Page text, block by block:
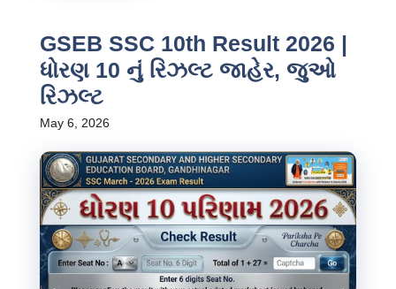
GSEB SSC 10th Result 2026 |
ધોરણ 10 નું રિઝલ્ટ જાહેર, જુઓ
રિઝલ્ટ
May 6, 2026